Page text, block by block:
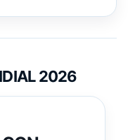
2026